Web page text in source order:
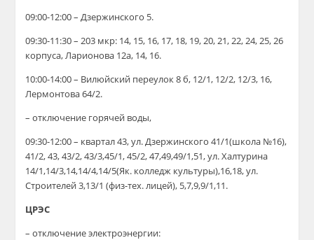
09:00-12:00 – Дзержинского 5.
09:30-11:30 – 203 мкр: 14, 15, 16, 17, 18, 19, 20, 21, 22, 24, 25, 26
корпуса, Ларионова 12а, 14, 16.
10:00-14:00 – Вилюйский переулок 8 б, 12/1, 12/2, 12/3, 16,
Лермонтова 64/2.
– отключение горячей воды,
09:30-12:00 – квартал 43, ул. Дзержинского 41/1(школа №16),
41/2, 43, 43/2, 43/3,45/1, 45/2, 47,49,49/1,51, ул. Халтурина
14/1,14/3,14,14/4,14/5(Як. колледж культуры),16,18, ул.
Строителей 3,13/1 (физ-тех. лицей), 5,7,9,9/1,11.
ЦРЭС
– отключение электроэнергии: